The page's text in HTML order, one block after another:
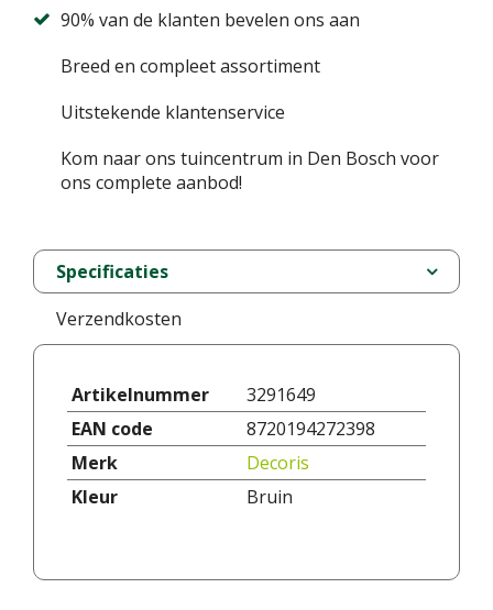
90% van de klanten bevelen ons aan
Breed en compleet assortiment
Uitstekende klantenservice
Kom naar ons tuincentrum in Den Bosch voor
ons complete aanbod!
Specificaties
Verzendkosten
Artikelnummer
3291649
EAN code
8720194272398
Merk
Decoris
Kleur
Bruin